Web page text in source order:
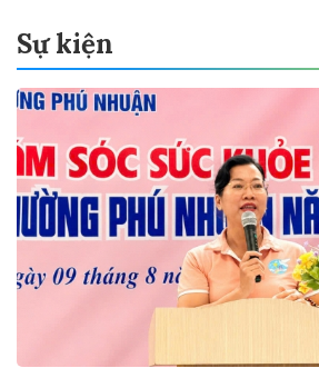
Sự kiện